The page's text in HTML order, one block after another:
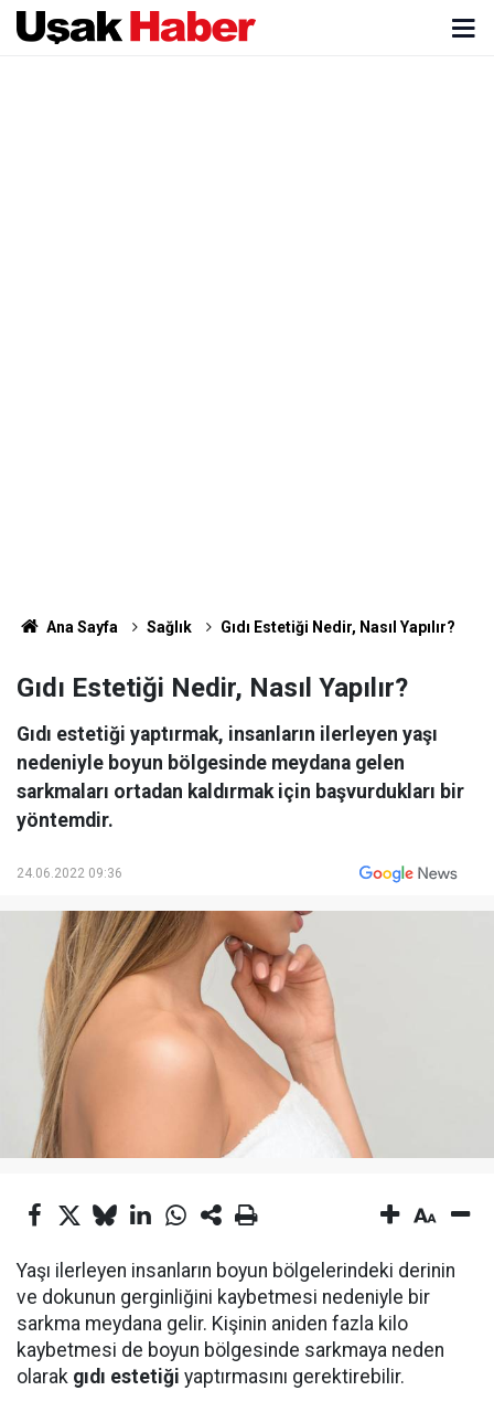
Ana Sayfa Sağlık Gıdı Estetiği Nedir, Nasıl Yapılır?
Gıdı Estetiği Nedir, Nasıl Yapılır?
Gıdı estetiği yaptırmak, insanların ilerleyen yaşı
nedeniyle boyun bölgesinde meydana gelen
sarkmaları ortadan kaldırmak için başvurdukları bir
yöntemdir.
24.06.2022 09:36
Yaşı ilerleyen insanların boyun bölgelerindeki derinin
ve dokunun gerginliğini kaybetmesi nedeniyle bir
sarkma meydana gelir. Kişinin aniden fazla kilo
kaybetmesi de boyun bölgesinde sarkmaya neden
olarak gıdı estetiği yaptırmasını gerektirebilir.